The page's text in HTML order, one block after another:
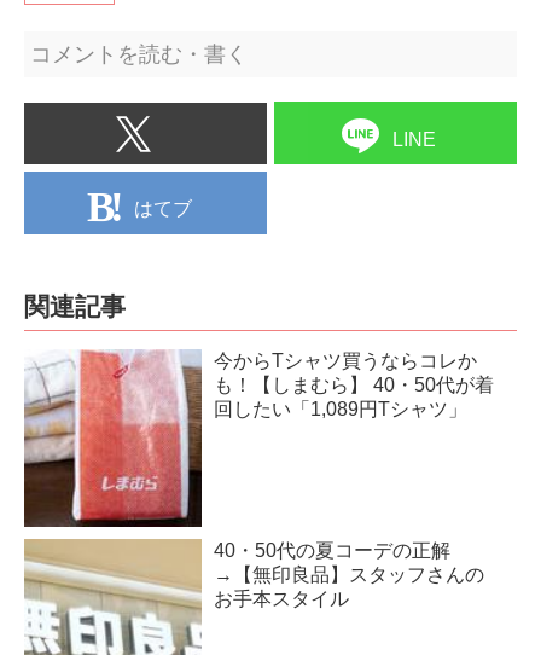
コメントを読む・書く
LINE
はてブ
関連記事
今からTシャツ買うならコレか
も！【しまむら】 40・50代が着
回したい「1,089円Tシャツ」
40・50代の夏コーデの正解
→【無印良品】スタッフさんの
お手本スタイル